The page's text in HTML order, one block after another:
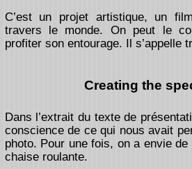
C’est un projet artistique, un
travers le monde. On peut le
profiter son entourage. Il s’appelle
Creating the
Dans l’extrait du texte de
conscience de ce qui nous avait
photo. Pour une fois, on a envie
chaise roulante.